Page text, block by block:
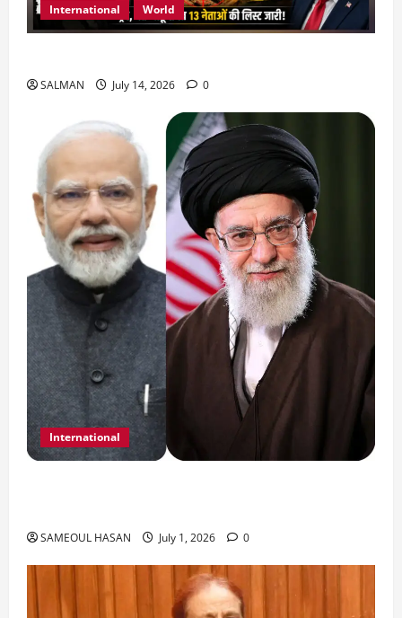
International World
SALMAN July 14, 2026 0
International
SAMEOUL HASAN July 1, 2026 0